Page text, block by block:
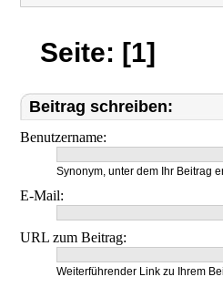
Seite: [1]
Beitrag schreiben:
Benutzername:
Synonym, unter dem Ihr Beitrag
E-Mail:
URL zum Beitrag:
Weiterführender Link zu Ihrem